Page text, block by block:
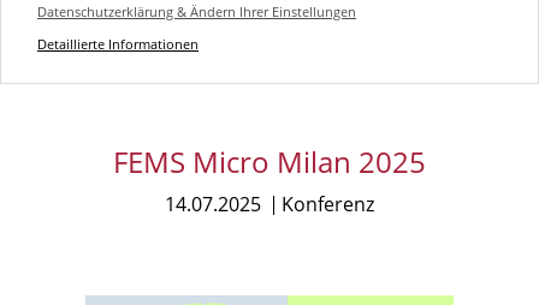
Datenschutzerklärung & Ändern Ihrer Einstellungen
Detaillierte Informationen
FEMS Micro Milan 2025
14.07.2025 Konferenz